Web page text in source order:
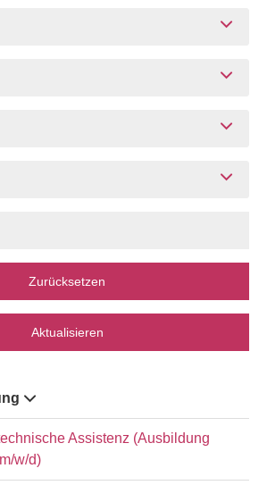
Zurücksetzen
Aktualisieren
Assistenz (Ausbildung
w/d)